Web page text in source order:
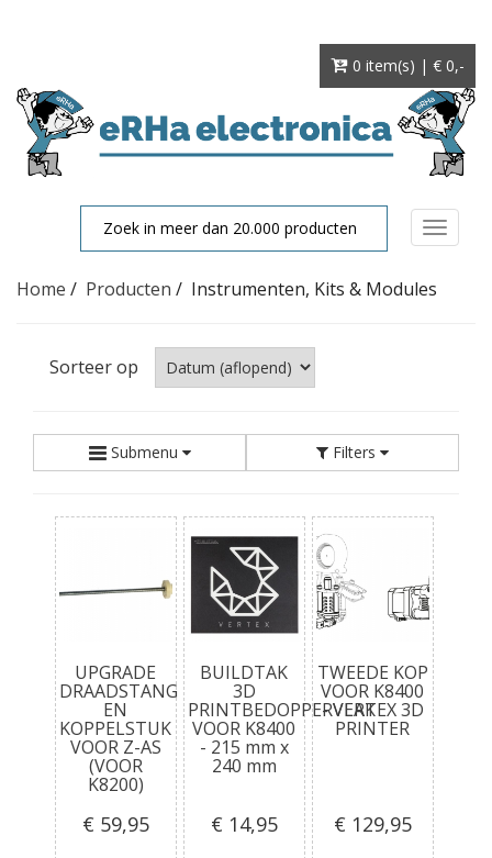
0 item(s) | € 0,-
Toggle
Home / Producten / Instrumenten, Kits & Modules
Sorteer op
Submenu Filters
UPGRADE
DRAADSTANG
EN
KOPPELSTUK
VOOR Z-AS
(VOOR
K8200)
€ 59,95
BUILDTAK
3D
PRINTBEDOPPERVLAK
VOOR K8400
- 215 mm x
240 mm
€ 14,95
TWEEDE KOP
VOOR K8400
- VERTEX 3D
PRINTER
€ 129,95